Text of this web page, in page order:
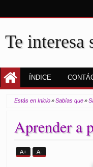
Te interesa
ÍNDICE
Estás en Inicio»Sabías que»
Aprender a
A+ A-